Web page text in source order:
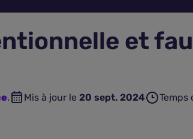
et
. Mis à jour le 20 sept. 2024 Temps